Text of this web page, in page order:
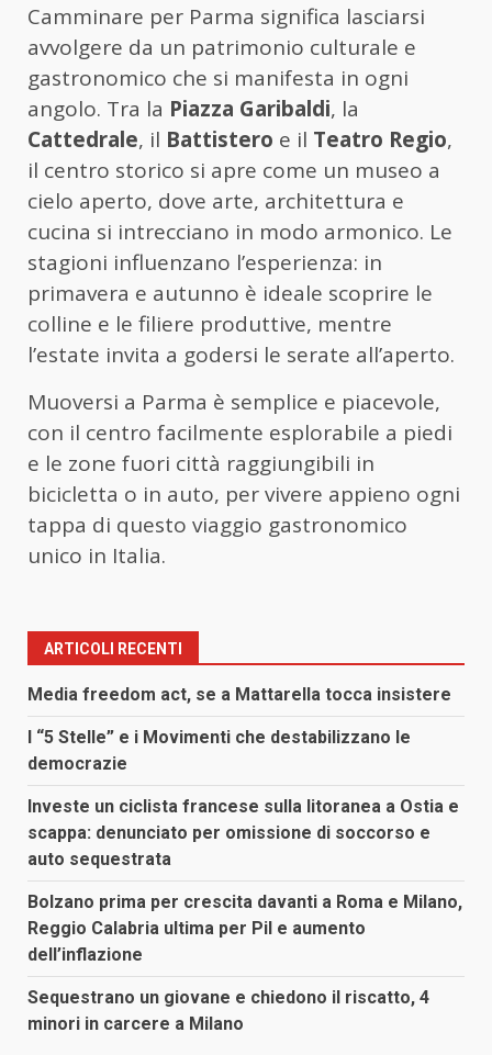
Camminare per Parma significa lasciarsi
avvolgere da un patrimonio culturale e
gastronomico che si manifesta in ogni
angolo. Tra la Piazza Garibaldi, la
Cattedrale, il Battistero e il Teatro Regio,
il centro storico si apre come un museo a
cielo aperto, dove arte, architettura e
cucina si intrecciano in modo armonico. Le
stagioni influenzano l’esperienza: in
primavera e autunno è ideale scoprire le
colline e le filiere produttive, mentre
l’estate invita a godersi le serate all’aperto.
Muoversi a Parma è semplice e piacevole,
con il centro facilmente esplorabile a piedi
e le zone fuori città raggiungibili in
bicicletta o in auto, per vivere appieno ogni
tappa di questo viaggio gastronomico
unico in Italia.
ARTICOLI RECENTI
Media freedom act, se a Mattarella tocca insistere
I “5 Stelle” e i Movimenti che destabilizzano le
democrazie
Investe un ciclista francese sulla litoranea a Ostia e
scappa: denunciato per omissione di soccorso e
auto sequestrata
Bolzano prima per crescita davanti a Roma e Milano,
Reggio Calabria ultima per Pil e aumento
dell’inflazione
Sequestrano un giovane e chiedono il riscatto, 4
minori in carcere a Milano